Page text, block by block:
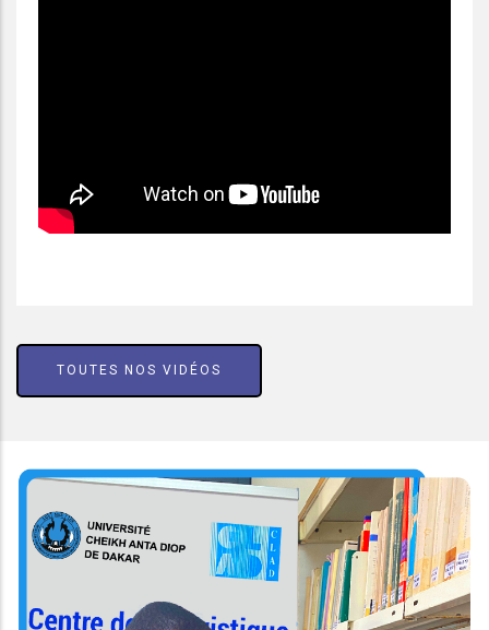
TOUTES NOS VIDÉOS